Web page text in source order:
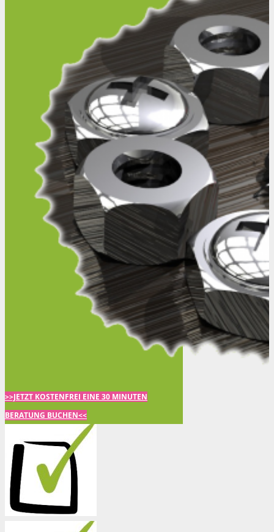
>>JETZT KOSTENFREI EINE 30 MINUTEN
BERATUNG BUCHEN<<